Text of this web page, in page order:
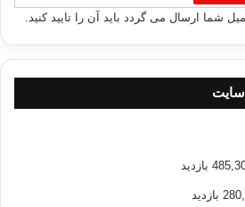
شما ارسال می گردد باید آن را تایید کنید.
سایت